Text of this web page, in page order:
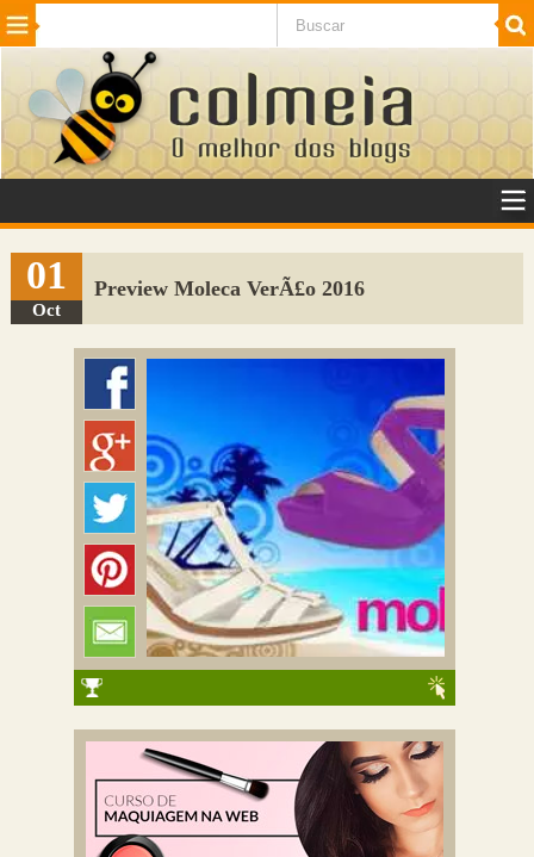
Beleza Cinema e TV
Internet Jogos NotÃ­cias SaÃºde
VeÃ­culos Adulto
Sugerir Link
Adicionar Blog
Colmeia Exchange
01
Oct
Preview Moleca VerÃ£o 2016